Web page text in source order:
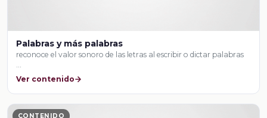
Palabras y más palabras
reconoce el valor sonoro de las letras al escribir o dictar palabras
Ver contenido
CONTENIDO